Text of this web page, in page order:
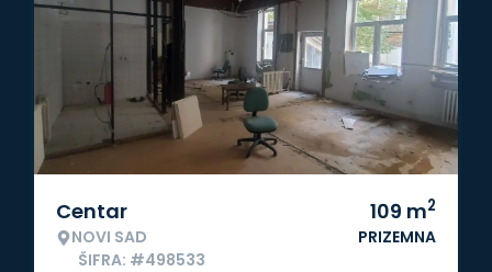
Centar
NOVI SAD
ŠIFRA: #498533
109 m2
PRIZEMNA